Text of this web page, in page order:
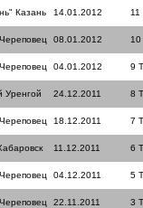
Казань 14.01.2012 11
08.01.2012 10
04.01.2012 9
Уренгой 24.12.2011 8
18.12.2011 7
11.12.2011 6
04.12.2011 5
22.11.2011 3